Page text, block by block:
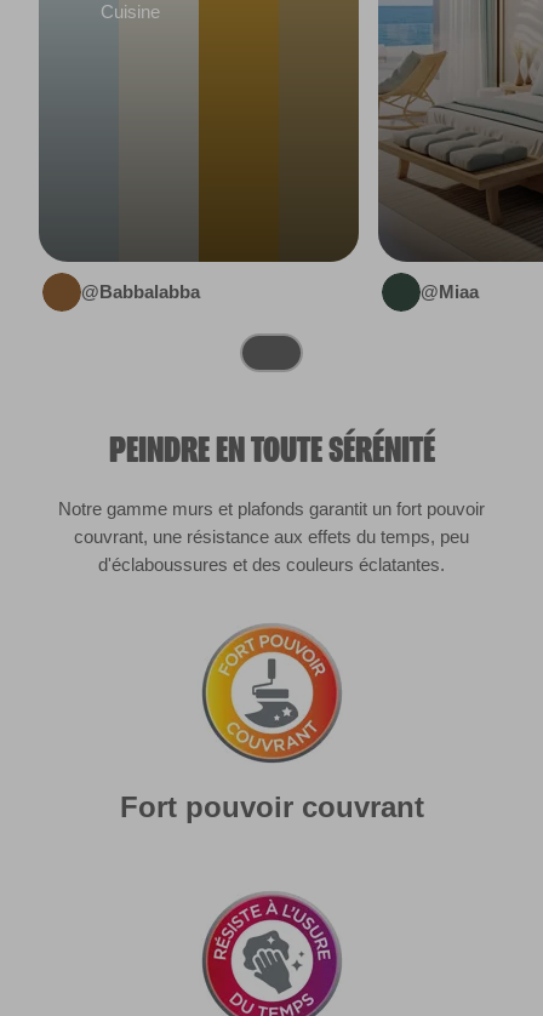
Cuisine
@Babbalabba @Miaa
PEINDRE EN TOUTE SÉRÉNITÉ
Notre gamme murs et plafonds garantit un fort pouvoir
couvrant, une résistance aux effets du temps, peu
d'éclaboussures et des couleurs éclatantes.
Fort pouvoir couvrant